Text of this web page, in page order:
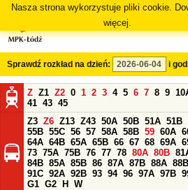
Nasza strona wykorzystuje pliki cookie.
więcej.
Sprawdź rozkład na dzień: i
Z Z1 Z2 0 1 2 3 4 5 6 7 8 9
41 43 45
Z3 Z6 Z13 Z43 50A 50B 51A 51B
55B 55C 56 57 58A 58B 59 60A
64A 64B 65A 65B 66 67 68 69A
73 75A 75B 76 77 78 80A 80B
84B 85A 85B 86 87A 87B 88A 88B
91C 92A 92B 93 94 96 97A 97B
G1 G2 H
W